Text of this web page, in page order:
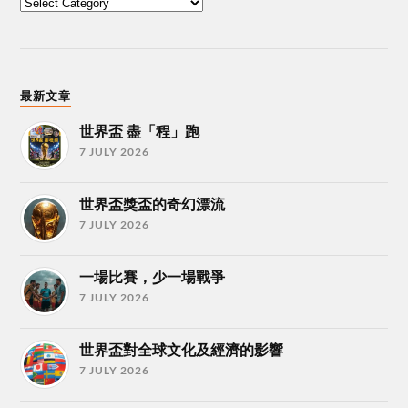
最新文章
世界盃 盡「程」跑
7 JULY 2026
世界盃獎盃的奇幻漂流
7 JULY 2026
一場比賽，少一場戰爭
7 JULY 2026
世界盃對全球文化及經濟的影響
7 JULY 2026